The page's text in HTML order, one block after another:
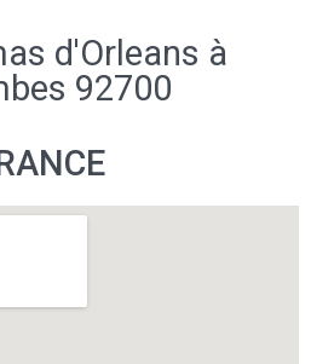
d'Orleans à
92700